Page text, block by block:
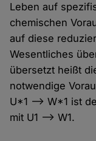
Leben auf
chemischen
auf diese
Wesentliches
übersetzt heißt
notwendige
U*1 --> W*1 ist
mit U1 --> W1.